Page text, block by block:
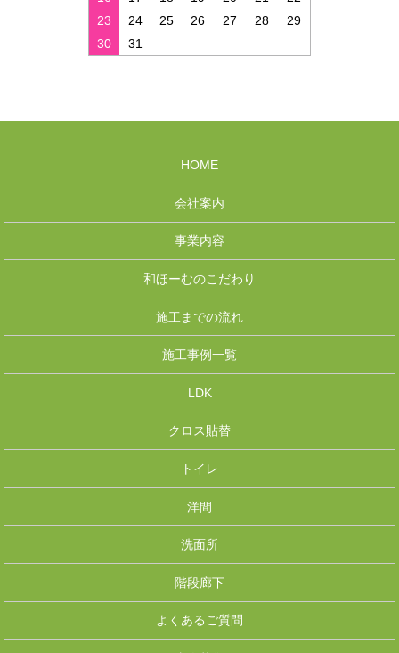
23
24 25 26 27 28
29
30
31
HOME
会社案内
事業内容
和ほーむのこだわり
施工までの流れ
施工事例一覧
LDK
クロス貼替
トイレ
洋間
洗面所
階段廊下
よくあるご質問